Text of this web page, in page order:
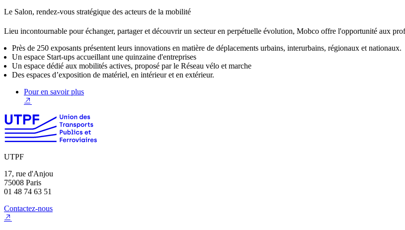
Le Salon, rendez-vous stratégique des acteurs de la mobilité
Lieu incontournable pour échanger, partager et découvrir un secteur en perpétuelle évolution, Mobco offre l'opportunité aux
Près de 250 exposants présentent leurs innovations en matière de déplacements urbains, interurbains, régionaux et nationaux.
Un espace Start-ups accueillant une quinzaine d'entreprises
Un espace dédié aux mobilités actives, proposé par le Réseau vélo et marche
Des espaces d’exposition de matériel, en intérieur et en extérieur.
Pour en savoir plus
UTPF
17, rue d'Anjou
75008 Paris
01 48 74 63 51
Contactez-nous